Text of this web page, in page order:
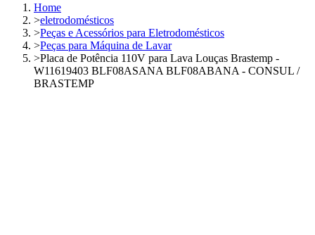
Home
>eletrodomésticos
>Peças e Acessórios para Eletrodomésticos
>Peças para Máquina de Lavar
>Placa de Potência 110V para Lava Louças Brastemp -
W11619403 BLF08ASANA BLF08ABANA - CONSUL /
BRASTEMP